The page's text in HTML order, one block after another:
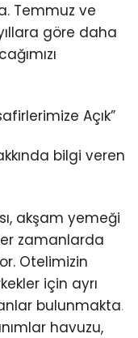
Temmuz ve
göre daha
Açık”
bilgi veren
akşam yemeği
zamanlarda
Otelimizin
için ayrı
bulunmakta.
havuzu,